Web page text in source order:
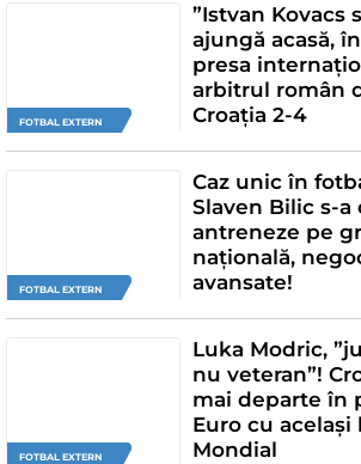
FOTBAL EXTERN
”Istvan Kovacs
ajungă acasă,
presa
arbitrul român
Croația 2-4
FOTBAL EXTERN
Caz unic în
Slaven Bilic s-a
antreneze pe
națională,
avansate!
FOTBAL EXTERN
Luka Modric,
nu veteran”!
mai departe în
Euro cu același
Mondial